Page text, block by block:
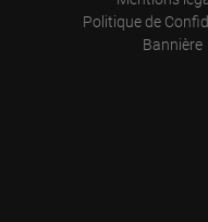
Politique de
Bannière